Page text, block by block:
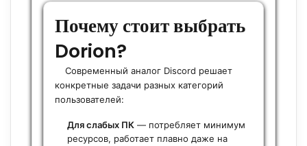
Почему стоит выбрать
Dorion?
Современный аналог Discord решает
конкретные задачи разных категорий
пользователей:
Для слабых ПК — потребляет минимум
ресурсов, работает плавно даже на